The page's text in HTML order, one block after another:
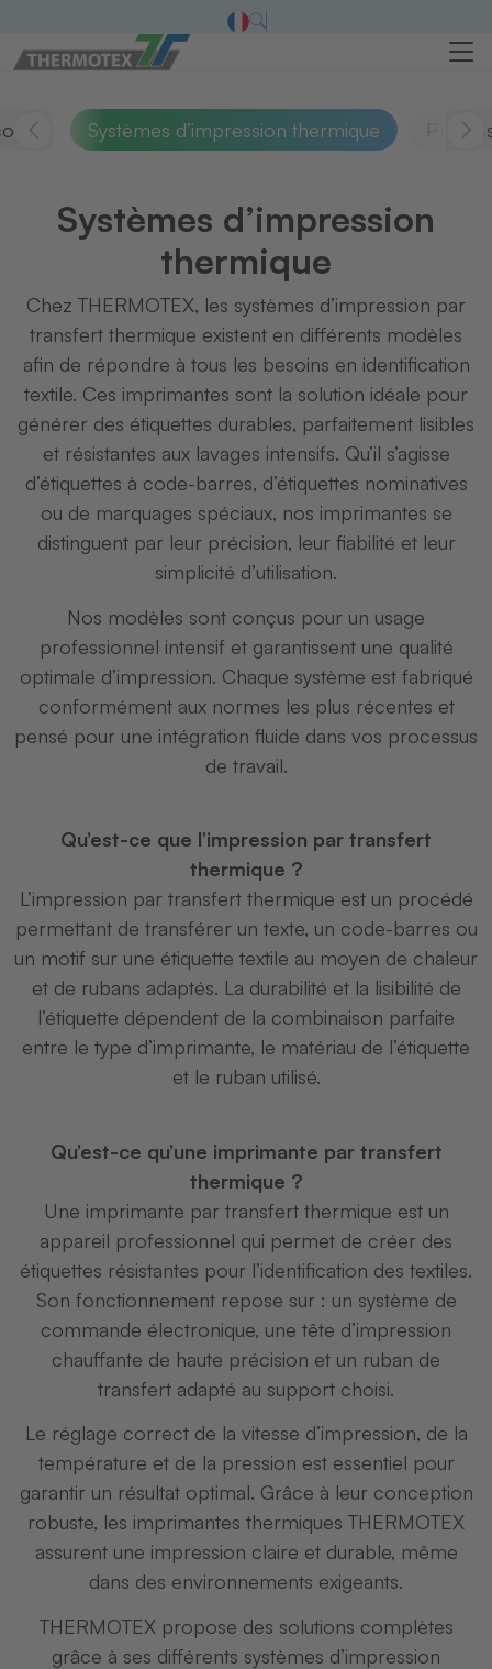
Systèmes d’impression thermique
Systèmes d’impression
thermique
Chez THERMOTEX, les systèmes d’impression par
transfert thermique existent en différents modèles
afin de répondre à tous les besoins en identification
textile. Ces imprimantes sont la solution idéale pour
générer des étiquettes durables, parfaitement lisibles
et résistantes aux lavages intensifs. Qu’il s’agisse
d’étiquettes à code-barres, d’étiquettes nominatives
ou de marquages spéciaux, nos imprimantes se
distinguent par leur précision, leur fiabilité et leur
simplicité d’utilisation.
Nos modèles sont conçus pour un usage
professionnel intensif et garantissent une qualité
optimale d’impression. Chaque système est fabriqué
conformément aux normes les plus récentes et
pensé pour une intégration fluide dans vos processus
de travail.
Qu’est-ce que l’impression par transfert
thermique ?
L’impression par transfert thermique est un procédé
permettant de transférer un texte, un code-barres ou
un motif sur une étiquette textile au moyen de chaleur
et de rubans adaptés. La durabilité et la lisibilité de
l’étiquette dépendent de la combinaison parfaite
entre le type d’imprimante, le matériau de l’étiquette
et le ruban utilisé.
Qu’est-ce qu’une imprimante par transfert
thermique ?
Une imprimante par transfert thermique est un
appareil professionnel qui permet de créer des
étiquettes résistantes pour l’identification des textiles.
Son fonctionnement repose sur : un système de
commande électronique, une tête d’impression
chauffante de haute précision et un ruban de
transfert adapté au support choisi.
Le réglage correct de la vitesse d’impression, de la
température et de la pression est essentiel pour
garantir un résultat optimal. Grâce à leur conception
robuste, les imprimantes thermiques THERMOTEX
assurent une impression claire et durable, même
dans des environnements exigeants.
THERMOTEX propose des solutions complètes
grâce à ses différents systèmes d’impression